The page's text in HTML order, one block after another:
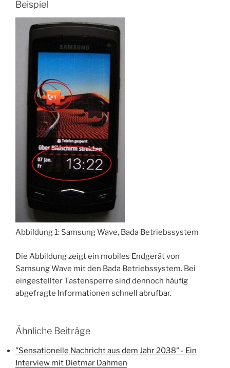
Beispiel
Abbildung 1: Samsung Wave, Bada Betriebssystem
Die Abbildung zeigt ein mobiles Endgerät von
Samsung Wave mit den Bada Betriebssystem. Bei
eingestellter Tastensperre sind dennoch häufig
abgefragte Informationen schnell abrufbar.
Ähnliche Beiträge
"Sensationelle Nachricht aus dem Jahr 2038" - Ein
Interview mit Dietmar Dahmen